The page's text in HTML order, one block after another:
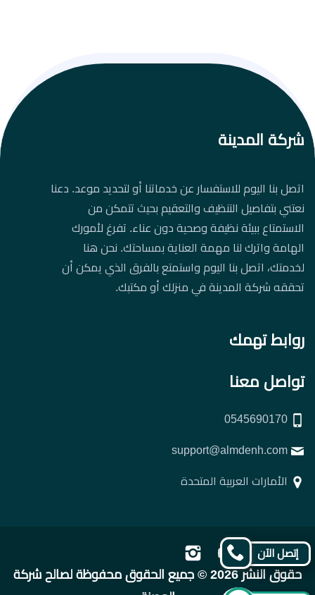
شركة المدينة
اتصل بنا اليوم للاستفسار عن خدماتنا أو لتحديد موعد. دعنا
نعتني بتفاصيل التنظيف والتعقيم بحيث تتمكن من
الاستمتاع ببيئة نظيفة وصحية دون عناء. تفرغ لأمورك
الهامة واترك لنا مهمة العناية بمساحتك. نحن هنا
لخدمتك، اتصل بنا اليوم واستمتع بالفرق الذي يمكن أن
تحققه شركة المدينة في منزلك أو مكتبك.
روابط تهمك
تواصل معنا
الأمارات العربية المتحدة
تابعنا
على
تابعنا
على
تابعنا
على
على
حقوق النشر 2026 © جميع الحقوق محفوظة لصالح شركة
إتصل الآن